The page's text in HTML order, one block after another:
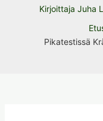
Kirjoittaja Juha
Pikatestissä